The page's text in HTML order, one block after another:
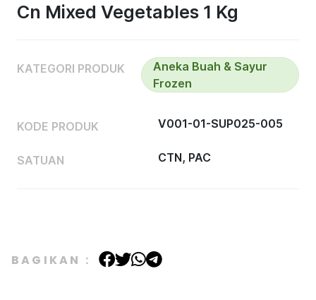
Cn Mixed Vegetables 1 Kg
KATEGORI PRODUK
Aneka Buah & Sayur
Frozen
KODE PRODUK V001-01-SUP025-005
SATUAN CTN, PAC
BAGIKAN :